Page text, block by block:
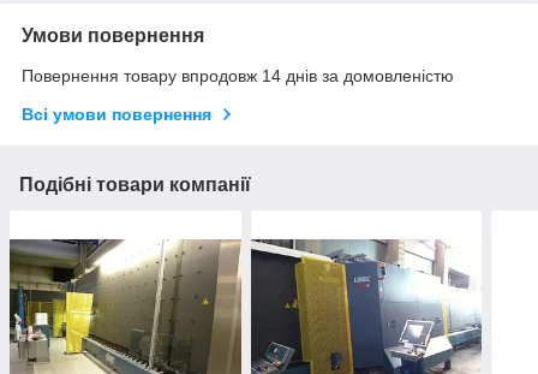
Умови повернення
Повернення товару впродовж 14 днів за домовленістю
Всі умови повернення
Подібні товари компанії